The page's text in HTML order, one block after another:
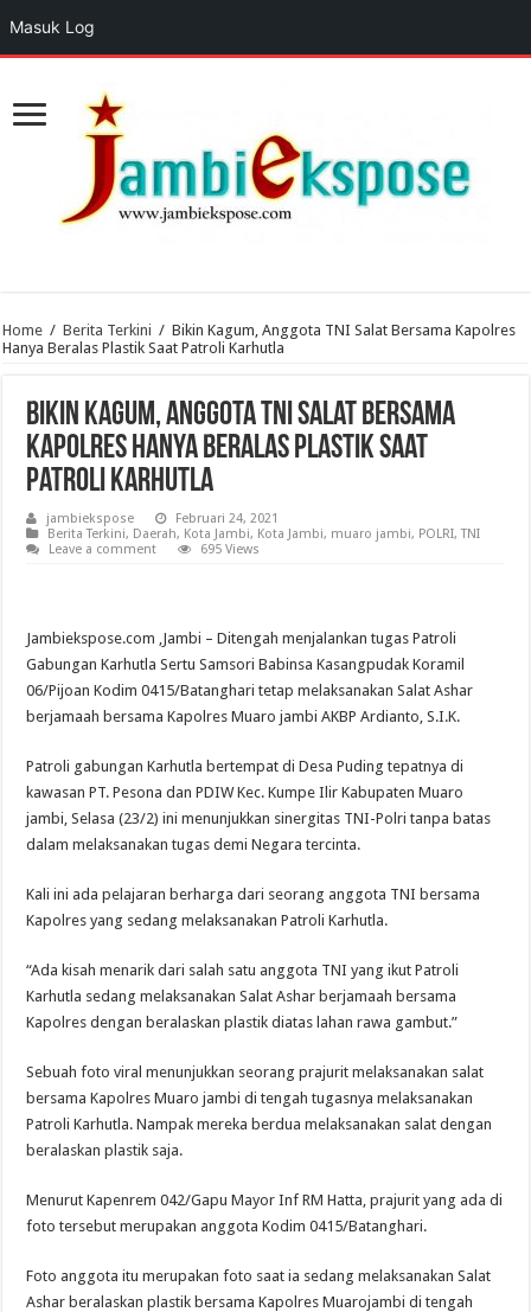
Home / Berita Terkini / Bikin Kagum, Anggota TNI Salat Bersama Kapolres
Hanya Beralas Plastik Saat Patroli Karhutla
Bikin Kagum, Anggota TNI Salat Bersama
Kapolres Hanya Beralas Plastik Saat
Patroli Karhutla
jambiekspose
Februari 24, 2021
Berita Terkini, Daerah, Kota Jambi, Kota Jambi, muaro jambi, POLRI,TNI
Leave a comment
695 Views
Jambiekspose.com ,Jambi – Ditengah menjalankan tugas Patroli
Gabungan Karhutla Sertu Samsori Babinsa Kasangpudak Koramil
06/Pijoan Kodim 0415/Batanghari tetap melaksanakan Salat Ashar
berjamaah bersama Kapolres Muaro jambi AKBP Ardianto, S.I.K.
Patroli gabungan Karhutla bertempat di Desa Puding tepatnya di
kawasan PT. Pesona dan PDIW Kec. Kumpe Ilir Kabupaten Muaro
jambi, Selasa (23/2) ini menunjukkan sinergitas TNI-Polri tanpa batas
dalam melaksanakan tugas demi Negara tercinta.
Kali ini ada pelajaran berharga dari seorang anggota TNI bersama
Kapolres yang sedang melaksanakan Patroli Karhutla.
“Ada kisah menarik dari salah satu anggota TNI yang ikut Patroli
Karhutla sedang melaksanakan Salat Ashar berjamaah bersama
Kapolres dengan beralaskan plastik diatas lahan rawa gambut.”
Sebuah foto viral menunjukkan seorang prajurit melaksanakan salat
bersama Kapolres Muaro jambi di tengah tugasnya melaksanakan
Patroli Karhutla. Nampak mereka berdua melaksanakan salat dengan
beralaskan plastik saja.
Menurut Kapenrem 042/Gapu Mayor Inf RM Hatta, prajurit yang ada di
foto tersebut merupakan anggota Kodim 0415/Batanghari.
Foto anggota itu merupakan foto saat ia sedang melaksanakan Salat
Ashar beralaskan plastik bersama Kapolres Muarojambi di tengah
Masuk Log